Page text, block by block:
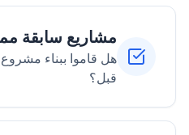
مشاريع سابقة
هل قاموا ببناء
قبل؟